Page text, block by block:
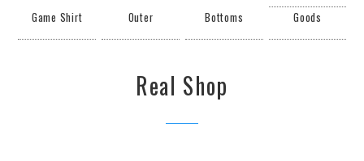
Game Shirt
Outer Bottoms Goods
Real Shop